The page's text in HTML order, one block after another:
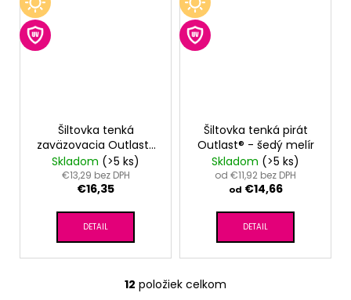
Šiltovka tenká
zaväzovacia Outlast®
- biela
Skladom (>5 ks)
€13,29 bez DPH
€16,35
DETAIL
Šiltovka tenká pirát
Outlast® - šedý melír
Skladom (>5 ks)
od €11,92 bez DPH
od €14,66
DETAIL
O
12 položiek celkom